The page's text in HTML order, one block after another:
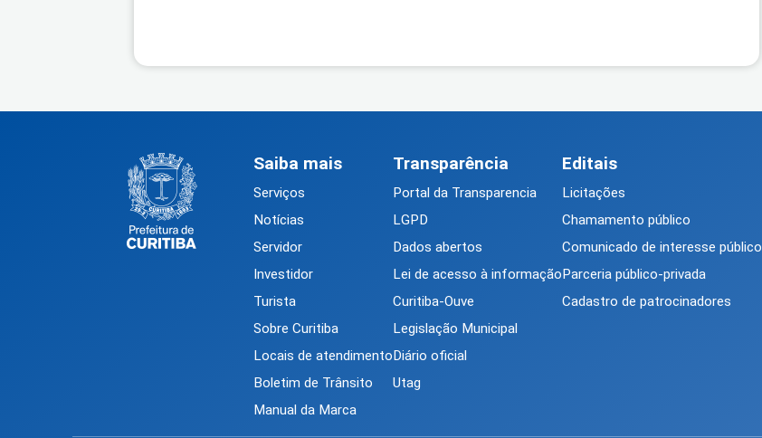
Saiba mais
Serviços
Notícias
Servidor
Investidor
Turista
Sobre Curitiba
Locais de atendimento
Boletim de Trânsito
Manual da Marca
Transparência
Portal da Transparencia
LGPD
Dados abertos
Lei de acesso à informação
Curitiba-Ouve
Legislação Municipal
Diário oficial
Utag
Editais
Licitações
Chamamento público
Comunicado de interesse público
Parceria público-privada
Cadastro de patrocinadores